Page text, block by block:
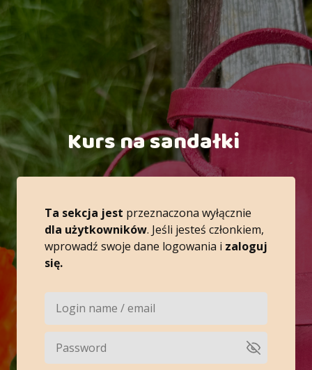
Kurs na sandałki
Ta sekcja jest przeznaczona wyłącznie
dla użytkowników. Jeśli jesteś członkiem,
wprowadź swoje dane logowania i zaloguj
się.